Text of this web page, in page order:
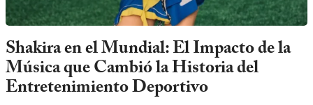
Shakira en el Mundial: El Impacto de la
Música que Cambió la Historia del
Entretenimiento Deportivo